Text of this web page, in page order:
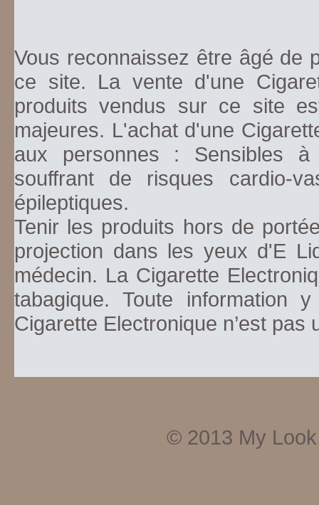
Vous reconnaissez être âgé de
ce site. La vente d'une
produits vendus sur ce site
majeures. L'achat d'une
aux personnes : Sensibles
souffrant de risques cardio-
épileptiques.
Tenir les produits hors de
projection dans les yeux d'E
médecin. La Cigarette
tabagique. Toute information
Cigarette Electronique n’est pas
© 2013 My Look